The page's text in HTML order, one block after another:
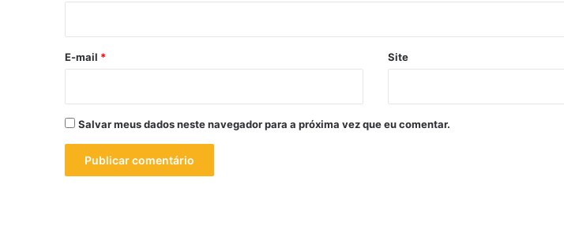
*
E-mail * Site
Salvar meus dados neste navegador para a próxima vez que eu comentar.